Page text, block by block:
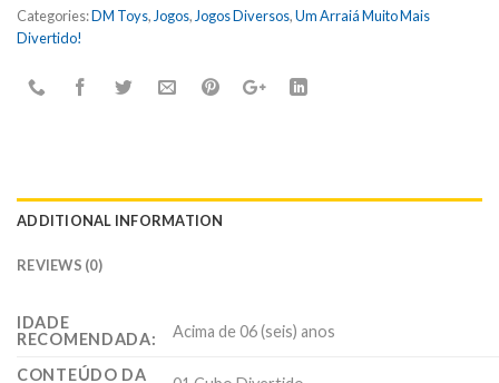
Categories:DM Toys,Jogos,Jogos Diversos,Um Arraiá Muito Mais
Divertido!
ADDITIONAL INFORMATION
REVIEWS (0)
IDADE
RECOMENDADA:
Acima de 06 (seis) anos
CONTEÚDO DA